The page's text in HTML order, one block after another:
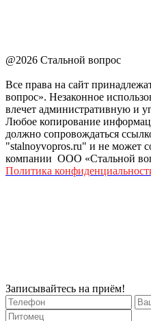
@2026 Стальной вопрос
Все права на сайт
вопрос». Незаконное
влечет административную и
Любое копирование
должно сопровождаться
"stalnoyvopros.ru" и не может
компании ООО «Стальной
Политика
Записывайтесь на приём!